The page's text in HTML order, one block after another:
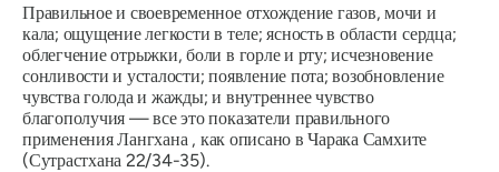
Правильное и своевременное отхождение газов, мочи и
кала; ощущение легкости в теле; ясность в области сердца;
облегчение отрыжки, боли в горле и рту; исчезновение
сонливости и усталости; появление пота; возобновление
чувства голода и жажды; и внутреннее чувство
благополучия — все это показатели правильного
примененияЛангхана , как описано вЧарака Самхите
(Сутрастхана 22/34-35).